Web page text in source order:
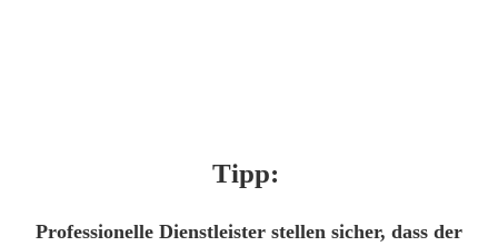
Tipp:
Professionelle Dienstleister stellen sicher, dass der